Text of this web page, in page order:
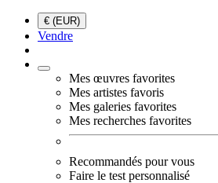
€ (EUR)
Vendre
Mes œuvres favorites
Mes artistes favoris
Mes galeries favorites
Mes recherches favorites
Recommandés pour vous
Faire le test personnalisé